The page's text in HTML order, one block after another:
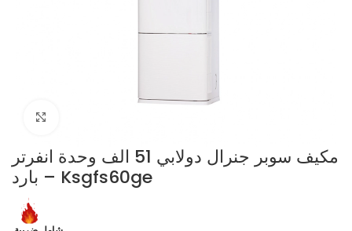
مكيف سوبر جنرال دولابي 51 الف وحدة انفرتر
– بارد Ksgfs60ge